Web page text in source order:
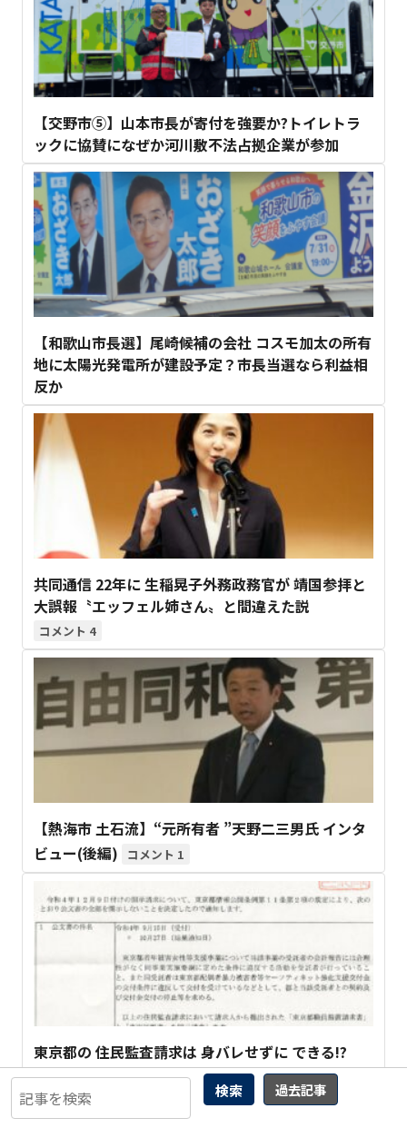
検索 過去記事
【交野市⑤】山本市長が寄付を強要か?トイレトラ
ックに協賛になぜか河川敷不法占拠企業が参加
【和歌山市長選】尾崎候補の会社 コスモ加太の所有
地に太陽光発電所が建設予定？市長当選なら利益相
反か
共同通信 22年に 生稲晃子外務政務官が 靖国参拝と
大誤報〝エッフェル姉さん〟と間違えた説
4
【熱海市 土石流】“元所有者 ”天野二三男氏 インタ
ビュー(後編)
1
東京都の 住民監査請求は 身バレせずに できる!?